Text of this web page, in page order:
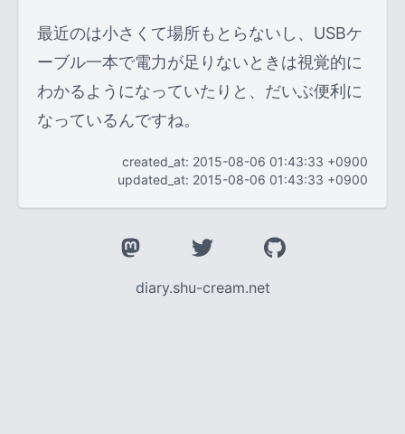
最近のは小さくて場所もとらないし、USBケ
ーブル一本で電力が足りないときは視覚的に
わかるようになっていたりと、だいぶ便利に
なっているんですね。
created_at: 2015-08-06 01:43:33 +0900
updated_at: 2015-08-06 01:43:33 +0900
diary.shu-cream.net